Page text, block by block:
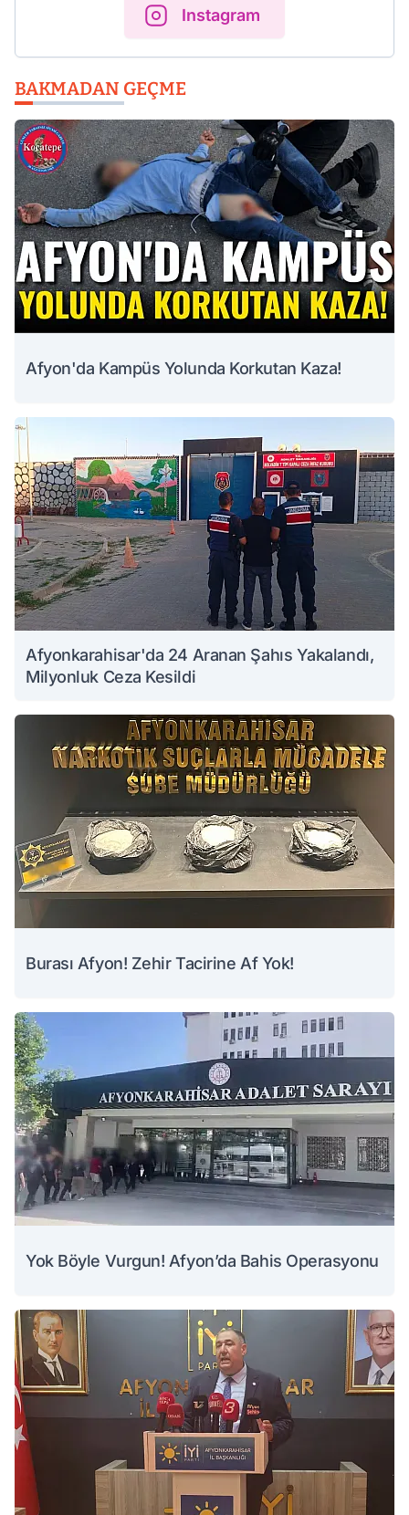
Instagram
BAKMADAN GEÇME
Afyon'da Kampüs Yolunda Korkutan Kaza!
Afyonkarahisar'da 24 Aranan Şahıs Yakalandı,
Milyonluk Ceza Kesildi
Burası Afyon! Zehir Tacirine Af Yok!
Yok Böyle Vurgun! Afyon’da Bahis Operasyonu